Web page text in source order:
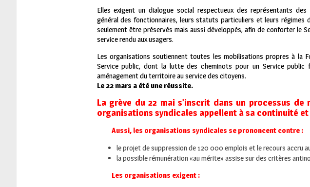
Elles exigent un dialogue social respectueux des représentants
général des fonctionnaires, leurs statuts particuliers et leurs régimes
seulement être préservés mais aussi développés, afin de conforter le
service rendu aux usagers.
Les organisations soutiennent toutes les mobilisations propres à la
Service public, dont la lutte des cheminots pour un Service public
aménagement du territoire au service des citoyens.
Le 22 mars a été une réussite.
La grève du 22 mai s’inscrit dans un processus de
organisations syndicales appellent à sa continuité
Aussi, les organisations syndicales se prononcent contre :
le projet de suppression de 120 000 emplois et le recours accru
la possible rémunération «au mérite» assise sur des critères
Les organisations exigent :